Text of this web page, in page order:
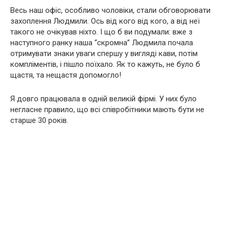
Весь наш офіс, особливо чоловіки, стали обговорювати
захоплення Людмили. Ось від кого від кого, а від неї
такого не очікував ніхто. І що б ви подумали: вже з
наступного ранку наша “скромна” Людмила почала
отримувати знаки уваги спершу у вигляді кави, потім
компліментів, і пішло поїхало. Як то кажуть, не було б
щастя, та нещастя допомогло!
Я довго працювала в одній великій фірмі. У них було
негласне правило, що всі співробітники мають бути не
старше 30 років.